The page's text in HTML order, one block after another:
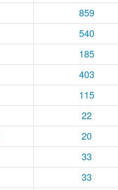
859
540
185
403
115
22
20
33
33